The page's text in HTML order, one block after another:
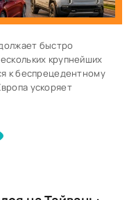
быстро
крупнейших
к беспрецедентному
ускоряет